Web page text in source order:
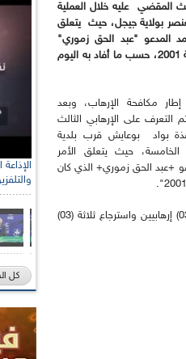
المقضي عليه خلال العملية
بولاية جيجل، حيث يتعلق
المدعو "عبد الحق زموري"
الذي التحق بالجماعات الإرهابية سنة 2001، حسب ما أفاد به اليوم
مكافحة الإرهاب، وبعد
التعرف على الإرهابي الثالث
بواد بوعايش قرب بلدية
الخامسة، حيث يتعلق الأمر
+عبد الحق زموري+ الذي كان
للتذكير فإن هذه العملية التي لا تزال متواصلةي أفضت أمس الثلاثاء إلى القضاء على ثلاثة (03) إرهابيين واسترجاع ثلاثة (03)
كل